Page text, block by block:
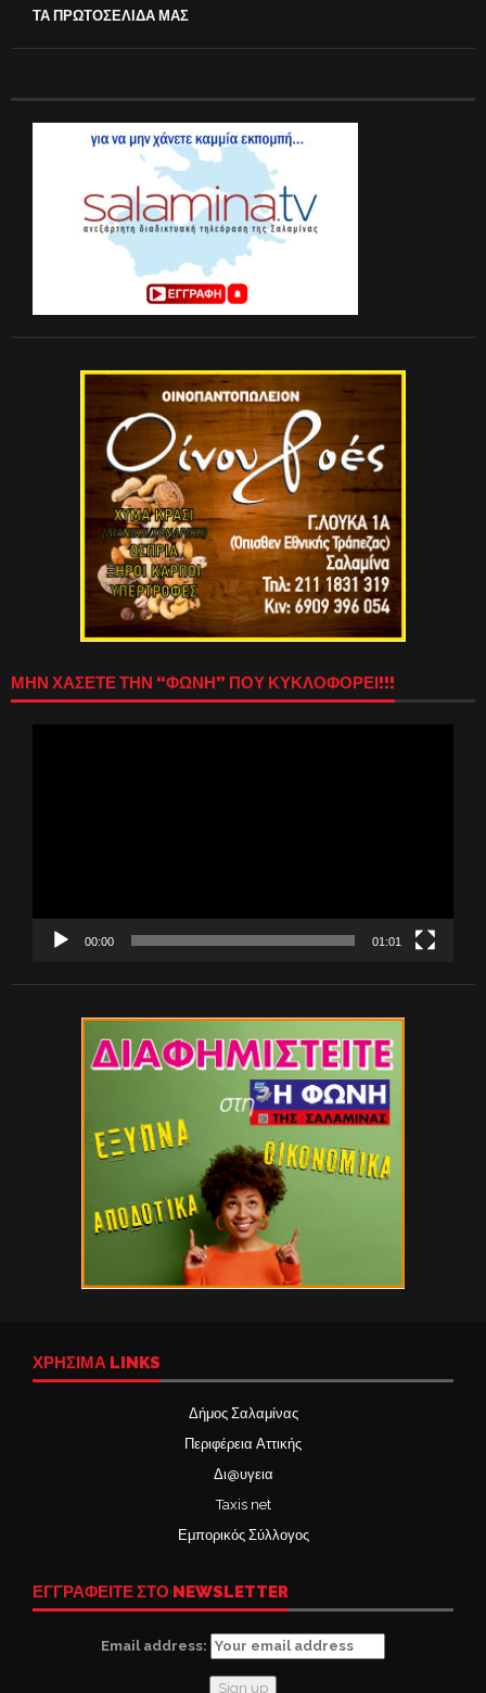
ΤΑ ΠΡΩΤΟΣΕΛΙΔΑ ΜΑΣ
ΜΗΝ ΧΑΣΕΤΕ ΤΗΝ “ΦΩΝΗ” ΠΟΥ ΚΥΚΛΟΦΟΡΕΙ!!!
00:00 01:01
ΧΡΉΣΙΜΑ LINKS
Δήμος Σαλαμίνας
Περιφέρεια Αττικής
Δι@υγεια
Taxis net
Εμπορικός Σύλλογος
ΕΓΓΡΑΦΕΙΤΕ ΣΤΟ NEWSLETTER
Email address: